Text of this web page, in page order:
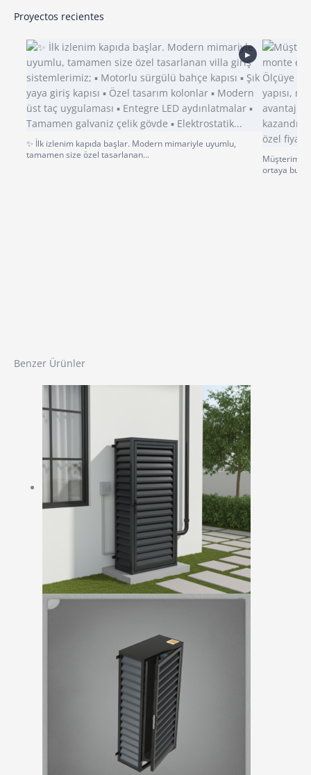
Proyectos recientes
▶
✨ İlk izlenim kapıda başlar. Modern mimariyle uyumlu,
tamamen size özel tasarlanan...
Müşterimiz
ortaya bu
Benzer Ürünler